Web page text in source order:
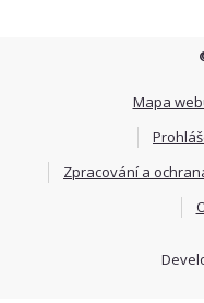
Mapa
Zpracování a